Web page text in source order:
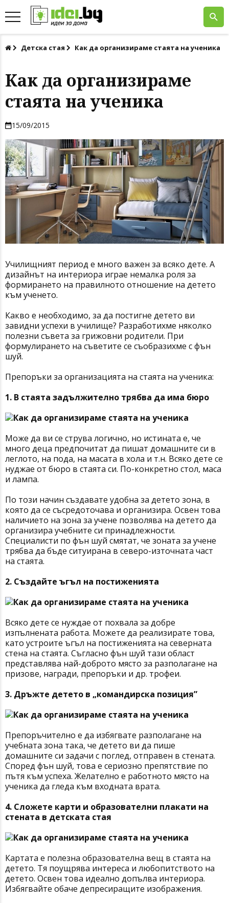
Детска стая Как да организираме стаята на ученика
Как да организираме
стаята на ученика
15/09/2015
Училищният период е много важен за всяко дете. А
дизайнът на интериора играе немалка роля за
формирането на правилното отношение на детето
към ученето.
Какво е необходимо, за да постигне детето ви
завидни успехи в училище? Разработихме няколко
полезни съвета за грижовни родители. При
формулирането на съветите се съобразихме с фън
шуй.
Препоръки за организацията на стаята на ученика:
1. В стаята задължително трябва да има бюро
Може да ви се струва логично, но истината е, че
много деца предпочитат да пишат домашните си в
леглото, на пода, на масата в хола и т.н. Всяко дете се
нуджае от бюро в стаята си. По-конкретно стол, маса
и лампа.
По този начин създавате удобна за детето зона, в
която да се съсредоточава и организира. Освен това
наличието на зона за учене позволява на детето да
организира учебните си принадлежности.
Специалисти по фън шуй смятат, че зоната за учене
трябва да бъде ситуирана в северо-източната част
на стаята.
2. Създайте ъгъл на постиженията
Всяко дете се нуждае от похвала за добре
изпълнената работа. Можете да реализирате това,
като устроите ъгъл на постиженията на северната
стена на стаята. Съгласно фън шуй тази област
представлява най-доброто място за разполагане на
призове, награди, препоръки и др. трофеи.
3. Дръжте детето в „командирска позиция”
Препоръчително е да избягвате разполагане на
учебната зона така, че детето ви да пише
домашните си задачи с поглед, отправен в стената.
Според фън шуй, това е сериозно препятствие по
пътя към успеха. Желателно е работното място на
ученика да гледа към входната врата.
4. Сложете карти и образователни плакати на
стената в детската стая
Картата е полезна образователна вещ в стаята на
детето. Тя поущрява интереса и любопитството на
детето. Освен това идеално допълва интериора.
Избягвайте обаче депресиращите изображения.